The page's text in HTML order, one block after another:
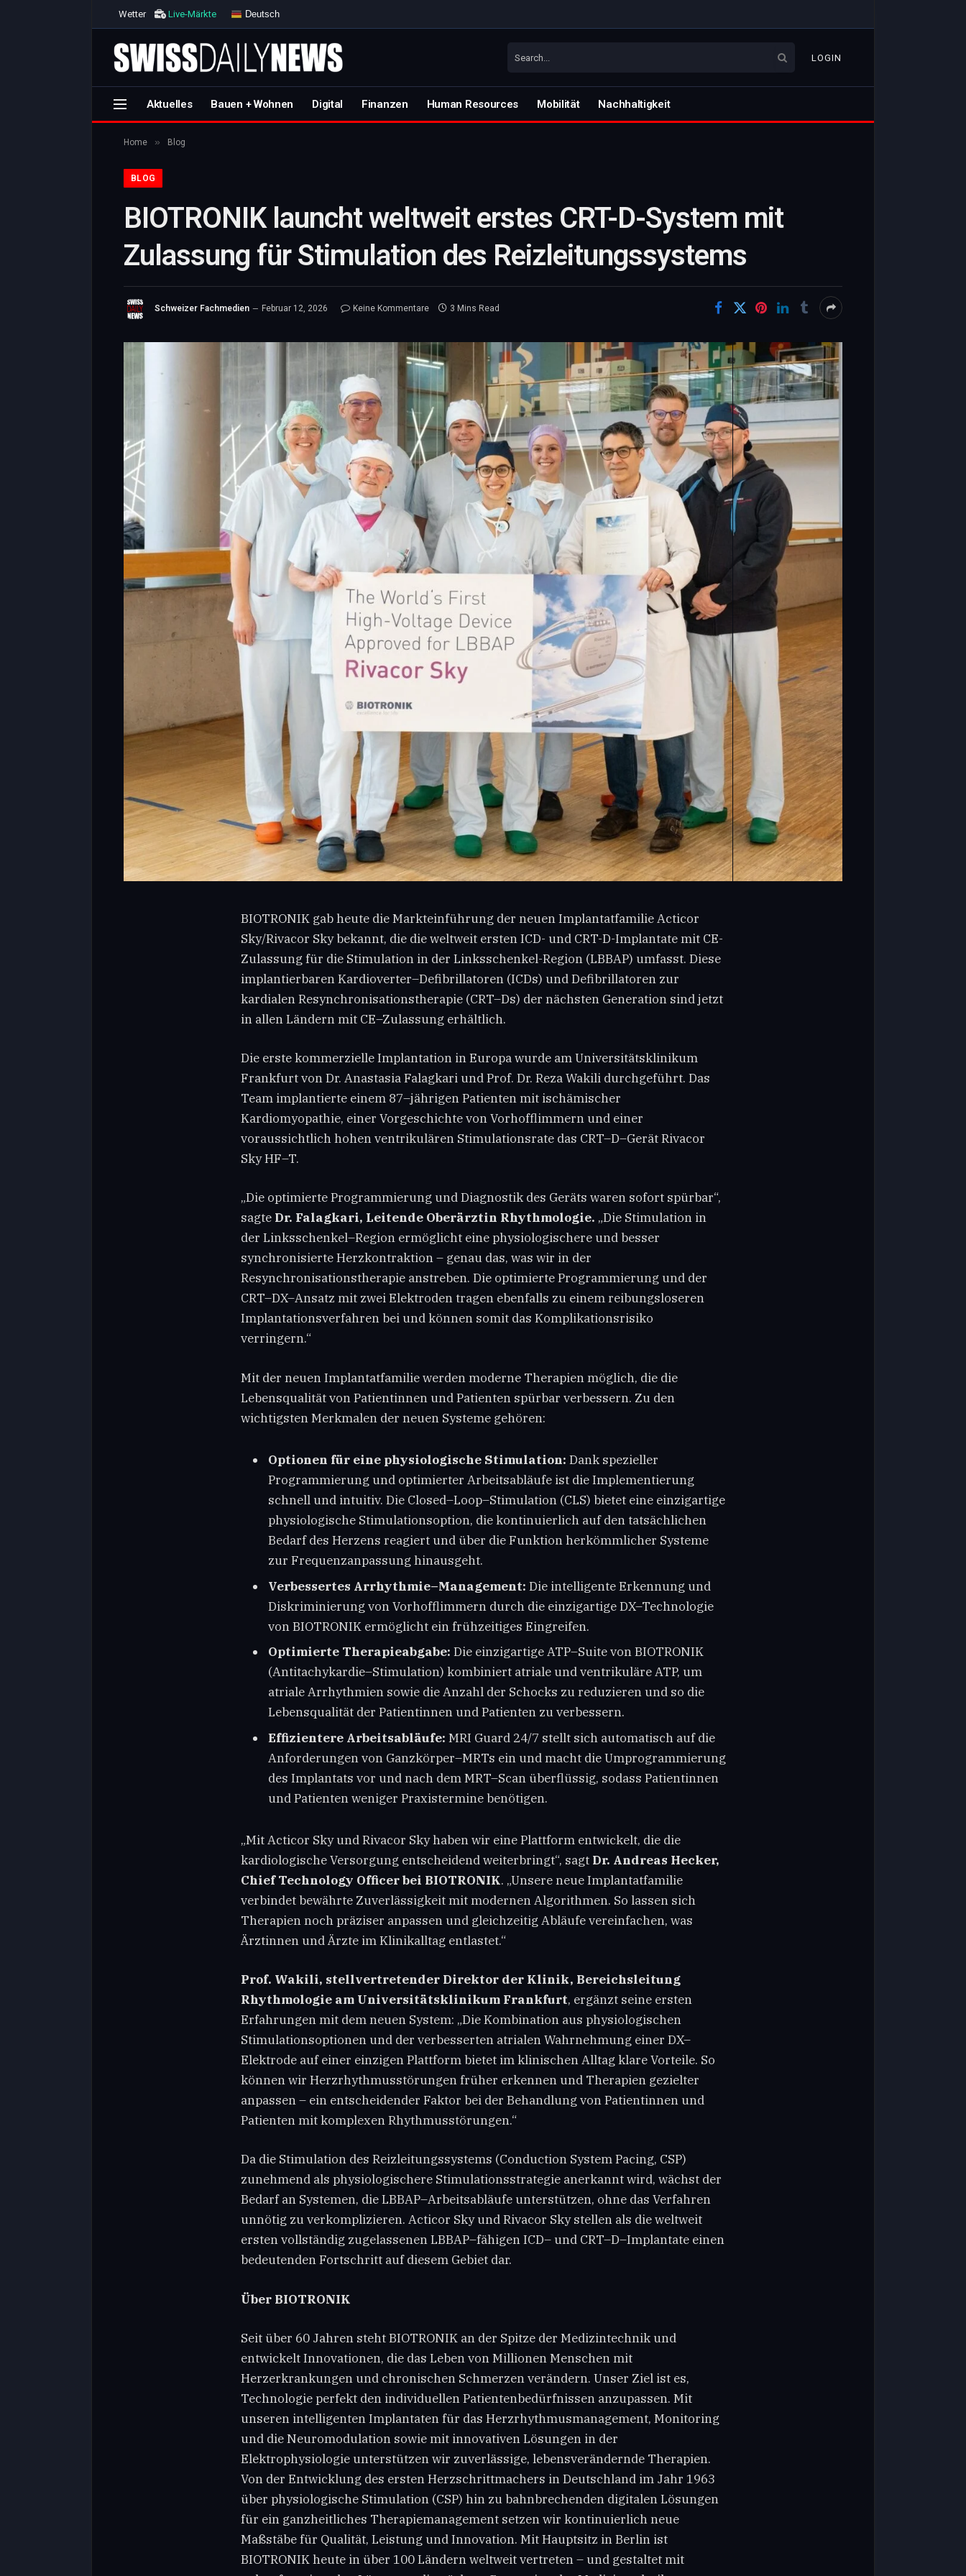
Wetter Live-Märkte Deutsch
LOGIN
Aktuelles Bauen + Wohnen Digital Finanzen Human Resources Mobilität Nachhaltigkeit
Home » Blog
BLOG
BIOTRONIK launcht weltweit erstes CRT-D-System mit
Zulassung für Stimulation des Reizleitungssystems
Schweizer Fachmedien Februar 12, 2026 Keine Kommentare 3 Mins Read
BIOTRONIK gab heute die Markteinführung der neuen Implantatfamilie Acticor
Sky/Rivacor Sky bekannt, die die weltweit ersten ICD- und CRT-D-Implantate mit CE-
Zulassung für die Stimulation in der Linksschenkel-Region (LBBAP) umfasst. Diese
implantierbaren Kardioverter–Defibrillatoren (ICDs) und Defibrillatoren zur
kardialen Resynchronisationstherapie (CRT–Ds) der nächsten Generation sind jetzt
in allen Ländern mit CE–Zulassung erhältlich.
Die erste kommerzielle Implantation in Europa wurde am Universitätsklinikum
Frankfurt von Dr. Anastasia Falagkari und Prof. Dr. Reza Wakili durchgeführt. Das
Team implantierte einem 87–jährigen Patienten mit ischämischer
Kardiomyopathie, einer Vorgeschichte von Vorhofflimmern und einer
voraussichtlich hohen ventrikulären Stimulationsrate das CRT–D–Gerät Rivacor
Sky HF–T.
„Die optimierte Programmierung und Diagnostik des Geräts waren sofort spürbar“,
sagte Dr. Falagkari, Leitende Oberärztin Rhythmologie. „Die Stimulation in
der Linksschenkel–Region ermöglicht eine physiologischere und besser
synchronisierte Herzkontraktion – genau das, was wir in der
Resynchronisationstherapie anstreben. Die optimierte Programmierung und der
CRT–DX–Ansatz mit zwei Elektroden tragen ebenfalls zu einem reibungsloseren
Implantationsverfahren bei und können somit das Komplikationsrisiko
verringern.“
Mit der neuen Implantatfamilie werden moderne Therapien möglich, die die
Lebensqualität von Patientinnen und Patienten spürbar verbessern. Zu den
wichtigsten Merkmalen der neuen Systeme gehören:
Optionen für eine physiologische Stimulation: Dank spezieller
Programmierung und optimierter Arbeitsabläufe ist die Implementierung
schnell und intuitiv. Die Closed–Loop–Stimulation (CLS) bietet eine einzigartige
physiologische Stimulationsoption, die kontinuierlich auf den tatsächlichen
Bedarf des Herzens reagiert und über die Funktion herkömmlicher Systeme
zur Frequenzanpassung hinausgeht.
Verbessertes Arrhythmie–Management: Die intelligente Erkennung und
Diskriminierung von Vorhofflimmern durch die einzigartige DX–Technologie
von BIOTRONIK ermöglicht ein frühzeitiges Eingreifen.
Optimierte Therapieabgabe: Die einzigartige ATP–Suite von BIOTRONIK
(Antitachykardie–Stimulation) kombiniert atriale und ventrikuläre ATP, um
atriale Arrhythmien sowie die Anzahl der Schocks zu reduzieren und so die
Lebensqualität der Patientinnen und Patienten zu verbessern.
Effizientere Arbeitsabläufe: MRI Guard 24/7 stellt sich automatisch auf die
Anforderungen von Ganzkörper–MRTs ein und macht die Umprogrammierung
des Implantats vor und nach dem MRT–Scan überflüssig, sodass Patientinnen
und Patienten weniger Praxistermine benötigen.
„Mit Acticor Sky und Rivacor Sky haben wir eine Plattform entwickelt, die die
kardiologische Versorgung entscheidend weiterbringt“, sagt Dr. Andreas Hecker,
Chief Technology Officer bei BIOTRONIK. „Unsere neue Implantatfamilie
verbindet bewährte Zuverlässigkeit mit modernen Algorithmen. So lassen sich
Therapien noch präziser anpassen und gleichzeitig Abläufe vereinfachen, was
Ärztinnen und Ärzte im Klinikalltag entlastet.“
Prof. Wakili, stellvertretender Direktor der Klinik, Bereichsleitung
Rhythmologie am Universitätsklinikum Frankfurt, ergänzt seine ersten
Erfahrungen mit dem neuen System: „Die Kombination aus physiologischen
Stimulationsoptionen und der verbesserten atrialen Wahrnehmung einer DX–
Elektrode auf einer einzigen Plattform bietet im klinischen Alltag klare Vorteile. So
können wir Herzrhythmusstörungen früher erkennen und Therapien gezielter
anpassen – ein entscheidender Faktor bei der Behandlung von Patientinnen und
Patienten mit komplexen Rhythmusstörungen.“
Da die Stimulation des Reizleitungssystems (Conduction System Pacing, CSP)
zunehmend als physiologischere Stimulationsstrategie anerkannt wird, wächst der
Bedarf an Systemen, die LBBAP–Arbeitsabläufe unterstützen, ohne das Verfahren
unnötig zu verkomplizieren. Acticor Sky und Rivacor Sky stellen als die weltweit
ersten vollständig zugelassenen LBBAP–fähigen ICD– und CRT–D–Implantate einen
bedeutenden Fortschritt auf diesem Gebiet dar.
Über BIOTRONIK
Seit über 60 Jahren steht BIOTRONIK an der Spitze der Medizintechnik und
entwickelt Innovationen, die das Leben von Millionen Menschen mit
Herzerkrankungen und chronischen Schmerzen verändern. Unser Ziel ist es,
Technologie perfekt den individuellen Patientenbedürfnissen anzupassen. Mit
unseren intelligenten Implantaten für das Herzrhythmusmanagement, Monitoring
und die Neuromodulation sowie mit innovativen Lösungen in der
Elektrophysiologie unterstützen wir zuverlässige, lebensverändernde Therapien.
Von der Entwicklung des ersten Herzschrittmachers in Deutschland im Jahr 1963
über physiologische Stimulation (CSP) hin zu bahnbrechenden digitalen Lösungen
für ein ganzheitliches Therapiemanagement setzen wir kontinuierlich neue
Maßstäbe für Qualität, Leistung und Innovation. Mit Hauptsitz in Berlin ist
BIOTRONIK heute in über 100 Ländern weltweit vertreten – und gestaltet mit